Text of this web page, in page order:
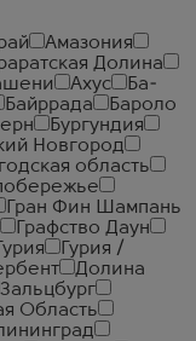
Амазония
Долина
Ахус
Ба-
Байррада
Бароло
Бургундия
Новгород
область
Гран Фин Шампань
Графство Даун
Гурия
Гурия /
Долина
Зальцбург
Область